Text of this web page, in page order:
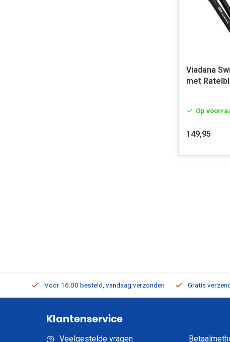
Viadana
met
Op
149,95
Voor 16:00 besteld, vandaag verzonden Gratis
Klantenservice
Veelgestelde vragen